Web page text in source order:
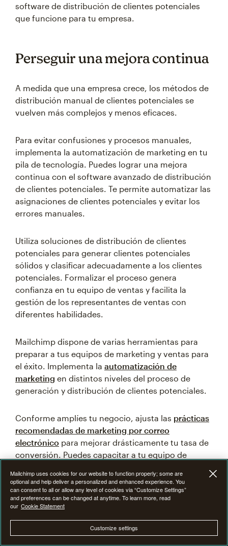
software de distribución de clientes potenciales
que funcione para tu empresa.
Perseguir una mejora continua
A medida que una empresa crece, los métodos de
distribución manual de clientes potenciales se
vuelven más complejos y menos eficaces.
Para evitar confusiones y procesos manuales,
implementa la automatización de marketing en tu
pila de tecnología. Puedes lograr una mejora
continua con el software avanzado de distribución
de clientes potenciales. Te permite automatizar las
asignaciones de clientes potenciales y evitar los
errores manuales.
Utiliza soluciones de distribución de clientes
potenciales para generar clientes potenciales
sólidos y clasificar adecuadamente a los clientes
potenciales. Formalizar el proceso genera
confianza en tu equipo de ventas y facilita la
gestión de los representantes de ventas con
diferentes habilidades.
Mailchimp dispone de varias herramientas para
preparar a tus equipos de marketing y ventas para
el éxito. Implementa la automatización de
marketing en distintos niveles del proceso de
generación y distribución de clientes potenciales.
Conforme amplíes tu negocio, ajusta las prácticas
recomendadas de marketing por correo
electrónico para mejorar drásticamente tu tasa de
conversión. Puedes capacitar a tu equipo de
cerrar más ventas y aumentar tus ingresos
comerciales.
Ponte en contacto con nosotros hoy mismopara
obtener más información sobre las soluciones de
Mailchimp para la distribución y gestión de clientes
Mailchimp uses cookies for our website to function properly; some are
optional and help deliver a personalized and enhanced experience. You
can consent to all or allow any level of cookies via “Customize Settings”
and preferences can be changed at anytime. To learn more, read
our Cookie Statement
Customize settings